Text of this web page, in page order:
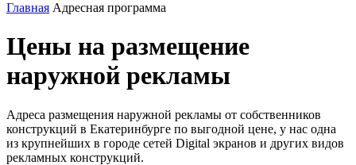
Главная Адресная программа
Цены на размещение
наружной рекламы
Адреса размещения наружной рекламы от собственников
конструкций в Екатеринбурге по выгодной цене, у нас одна
из крупнейших в городе сетей Digital экранов и других видов
рекламных конструкций.